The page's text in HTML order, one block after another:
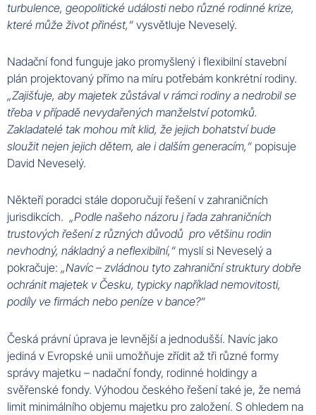
turbulence, geopolitické události nebo různé rodinné krize,
které může život přinést,“ vysvětluje Neveselý.
Nadační fond funguje jako promyšlený i flexibilní stavební
plán projektovaný přímo na míru potřebám konkrétní rodiny.
„Zajišťuje, aby majetek zůstával v rámci rodiny a nedrobil se
třeba v případě nevydařených manželství potomků.
Zakladatelé tak mohou mít klid, že jejich bohatství bude
sloužit nejen jejich dětem, ale i dalším generacím,“ popisuje
David Neveselý.
Někteří poradci stále doporučují řešení v zahraničních
jurisdikcích. „Podle našeho názoru j řada zahraničních
trustových řešení z různých důvodů pro většinu rodin
nevhodný, nákladný a neflexibilní,“ myslí si Neveselý a
pokračuje: „Navíc – zvládnou tyto zahraniční struktury dobře
ochránit majetek v Česku, typicky například nemovitosti,
podíly ve firmách nebo peníze v bance?“
Česká právní úprava je levnější a jednodušší. Navíc jako
jediná v Evropské unii umožňuje zřídit až tři různé formy
správy majetku – nadační fondy, rodinné holdingy a
svěřenské fondy. Výhodou českého řešení také je, že nemá
limit minimálního objemu majetku pro založení. S ohledem na